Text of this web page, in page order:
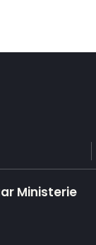
Ministerie